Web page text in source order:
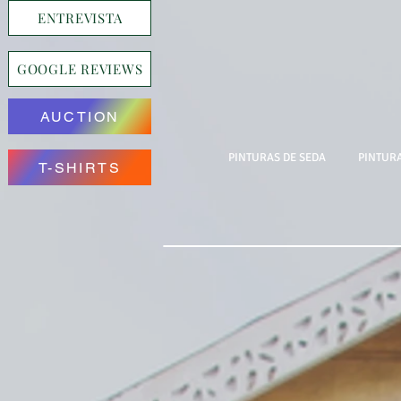
ENTREVISTA
GOOGLE REVIEWS
AUCTION
T-SHIRTS
PINTURAS DE SEDA